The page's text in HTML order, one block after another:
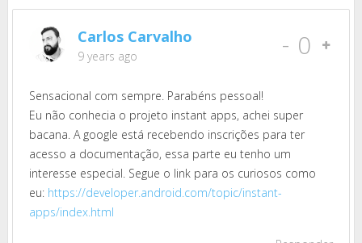
Carlos Carvalho
9 years ago - 0
Sensacional com sempre. Parabéns pessoal!
Eu não conhecia o projeto instant apps, achei super
bacana. A google está recebendo inscrições para ter
acesso a documentação, essa parte eu tenho um
interesse especial. Segue o link para os curiosos como
eu: https://developer.android.com/topic/instant-
apps/index.html